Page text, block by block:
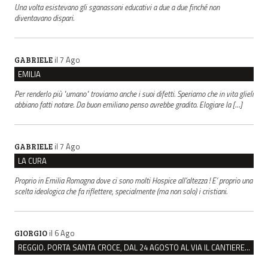
Una volta esistevano gli sganassoni educativi a due a due finché non
diventavano dispari.
GABRIELE il 7 Ago
EMILIA
Per renderlo più "umano" troviamo anche i suoi difetti. Speriamo che in vita glieli
abbiano fatti notare. Da buon emiliano penso avrebbe gradito. Elogiare la […]
GABRIELE il 7 Ago
LA CURA
Proprio in Emilia Romagna dove ci sono molti Hospice all’altezza ! E’ proprio una
scelta ideologica che fa riflettere, specialmente (ma non solo) i cristiani.
GIORGIO il 6 Ago
REGGIO. PORTA SANTA CROCE, DAL 24 AGOSTO AL VIA IL CANTIERE PER IL NUOVO COLLETTORE FOGNARIO